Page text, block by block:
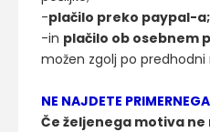
-plačilo preko paypal-a;
-in plačilo ob osebnem
možen zgolj po predhodni
NE NAJDETE
Če željenega motiva